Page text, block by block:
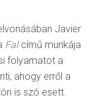
Javier
Falcímű munkája
folyamatot a
ahogy erről a
is szó esett.